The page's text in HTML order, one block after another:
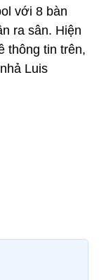
với 8 bàn
ra sân. Hiện
thông tin trên,
Luis